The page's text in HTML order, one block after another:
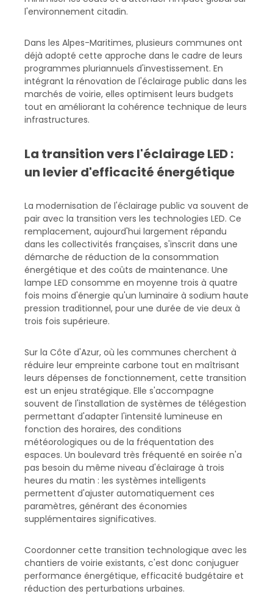
l'environnement citadin.
Dans les Alpes-Maritimes, plusieurs communes ont
déjà adopté cette approche dans le cadre de leurs
programmes pluriannuels d'investissement. En
intégrant la rénovation de l'éclairage public dans les
marchés de voirie, elles optimisent leurs budgets
tout en améliorant la cohérence technique de leurs
infrastructures.
La transition vers l'éclairage LED :
un levier d'efficacité énergétique
La modernisation de l'éclairage public va souvent de
pair avec la transition vers les technologies LED. Ce
remplacement, aujourd'hui largement répandu
dans les collectivités françaises, s'inscrit dans une
démarche de réduction de la consommation
énergétique et des coûts de maintenance. Une
lampe LED consomme en moyenne trois à quatre
fois moins d'énergie qu'un luminaire à sodium haute
pression traditionnel, pour une durée de vie deux à
trois fois supérieure.
Sur la Côte d'Azur, où les communes cherchent à
réduire leur empreinte carbone tout en maîtrisant
leurs dépenses de fonctionnement, cette transition
est un enjeu stratégique. Elle s'accompagne
souvent de l'installation de systèmes de télégestion
permettant d'adapter l'intensité lumineuse en
fonction des horaires, des conditions
météorologiques ou de la fréquentation des
espaces. Un boulevard très fréquenté en soirée n'a
pas besoin du même niveau d'éclairage à trois
heures du matin : les systèmes intelligents
permettent d'ajuster automatiquement ces
paramètres, générant des économies
supplémentaires significatives.
Coordonner cette transition technologique avec les
chantiers de voirie existants, c'est donc conjuguer
performance énergétique, efficacité budgétaire et
réduction des perturbations urbaines.